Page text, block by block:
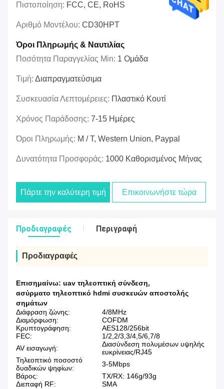
Πιστοποίηση: FCC, CE, RoHS
Αριθμό Μοντέλου: CD30HPT
Όροι Πληρωμής & Ναυτιλίας
Ποσότητα Παραγγελίας Min: 1 Ομάδα
Τιμή: Διαπραγματεύσιμα
Συσκευασία Λεπτομέρειες: Πλαστικό Κουτί
Χρόνος Παράδοσης: 7-15 Ημέρες
Όροι Πληρωμής: Μ / Τ, Western Union, Paypal
Δυνατότητα Προσφοράς: 1000 Καθορισμένος Μήνας
Πάρτε την καλύτερη τιμή Επικοινωνήστε τώρα
Προδιαγραφές Περιγραφή
Προδιαγραφές
Επισημαίνω: uav τηλεοπτική σύνδεση,
ασύρματο τηλεοπτικό hdmi συσκευών αποστολής
σημάτων
Διάφραση ζώνης:
4/8MHz
Διαμόρφωση:
COFDM
Κρυπτογράφηση:
AES128/256bit
FEC:
1/2,2/3,3/4,5/6,7/8
AV εισαγωγή:
Διασύνδεση πολυμέσων υψηλής
ευκρίνειας/RJ45
Τηλεοπτικό ποσοστό
δυαδικών ψηφίων:
3-5Mbps
Βάρος:
TX/RX: 146g/93g
Διεπαφή RF:
SMA